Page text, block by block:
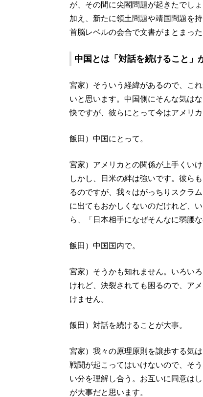
が、その間に尖閣問題が起きたでし
加え、新たに領土問題や靖国問題を
首脳レベルの会合で文書がまとまっ
中国とは「対話を続けること」
宮家）そういう経緯があるので、こ
いと思います。中国側にそんな気は
快ですが、彼らにとって今はアメリ
飯田）中国にとって。
宮家）アメリカとの関係が上手くい
しかし、日米の絆は強いです。彼ら
るのですが、我々はがっちりスクラ
に出てもおかしくないのだけれど、
ら、「日本相手になぜそんなに弱腰
飯田）中国国内で。
宮家）そうかも知れません。いろい
けれど、決裂されても困るので、ア
けません。
飯田）対話を続けることが大事。
宮家）我々の原理原則を譲歩する気
戦闘が起こってはいけないので、そ
い分を理解し合う。お互いに同意は
が大事だと思います。